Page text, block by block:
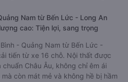
Nam từ Bến Lức - Long An
cao: Tiện lợi, sang trọng
- Quảng Nam từ Bến Lức -
tiến từ xe 16 chỗ. Nội thất được
Châu Âu, không chỉ êm ái
còn mát mẻ và không hề bị hầm